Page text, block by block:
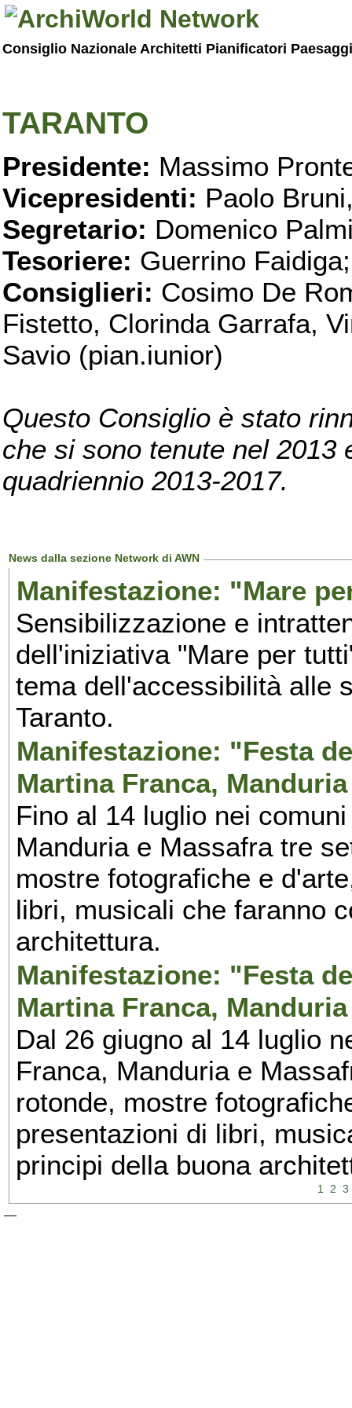
Consiglio Nazionale Architetti Pianificatori
TARANTO
Presidente: Massimo
Vicepresidenti: Paolo
Segretario: Domenico
Tesoriere: Guerrino Faidiga;
Consiglieri: Cosimo De
Fistetto, Clorinda Garrafa,
Savio (pian.iunior)
Questo Consiglio è stato
che si sono tenute nel 2013
quadriennio 2013-2017.
News dalla sezione Network di AWN
Manifestazione: "Mare
Sensibilizzazione e
dell'iniziativa "Mare per
tema dell'accessibilità alle
Taranto.
Manifestazione: "Festa
Martina Franca,
Fino al 14 luglio nei
Manduria e Massafra tre
mostre fotografiche e
libri, musicali che faranno
architettura.
Manifestazione: "Festa
Martina Franca,
Dal 26 giugno al 14 luglio
Franca, Manduria e
rotonde, mostre
presentazioni di libri,
principi della buona
1 2 3